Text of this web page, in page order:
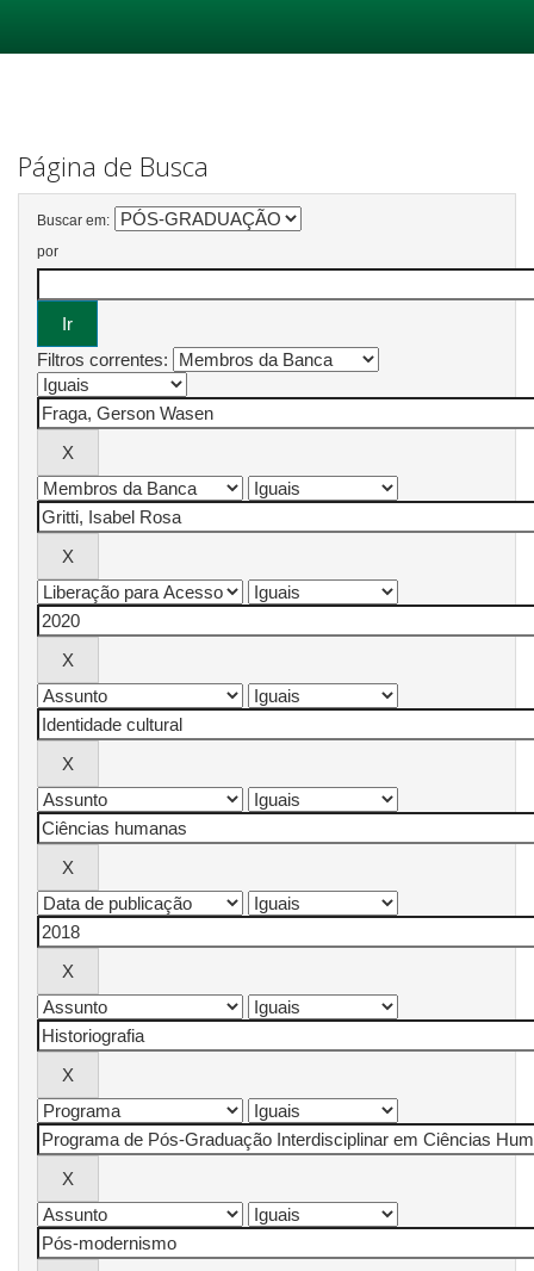
Página de Busca
Buscar em:
por
Filtros correntes: